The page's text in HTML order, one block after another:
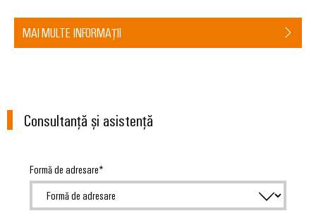
MAI MULTE INFORMAȚII
Consultanță și asistență
Formă de adresare